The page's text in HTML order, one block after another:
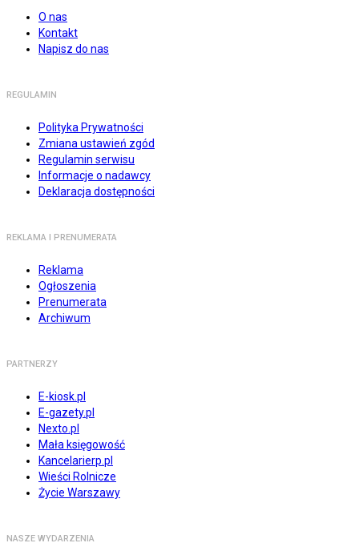
O nas
Kontakt
Napisz do nas
REGULAMIN
Polityka Prywatności
Zmiana ustawień zgód
Regulamin serwisu
Informacje o nadawcy
Deklaracja dostępności
REKLAMA I PRENUMERATA
Reklama
Ogłoszenia
Prenumerata
Archiwum
PARTNERZY
E-kiosk.pl
E-gazety.pl
Nexto.pl
Mała księgowość
Kancelarierp.pl
Wieści Rolnicze
Życie Warszawy
NASZE WYDARZENIA